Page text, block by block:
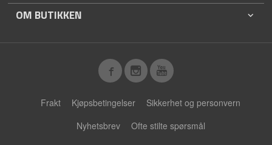
OM BUTIKKEN
Frakt Kjøpsbetingelser
Sikkerhet og personvern
Nyhetsbrev
Ofte stilte spørsmål